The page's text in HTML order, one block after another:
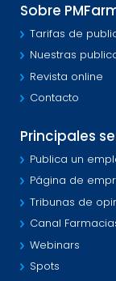
Sobre
Tarifas de
Nuestras
Revista online
Contacto
Principales
Publica un
Página de
Tribunas de
Canal
Webinars
Spots